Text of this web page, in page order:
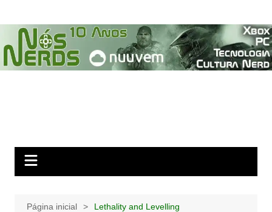
para
conteúdo
Página inicial Lethality and Levelling